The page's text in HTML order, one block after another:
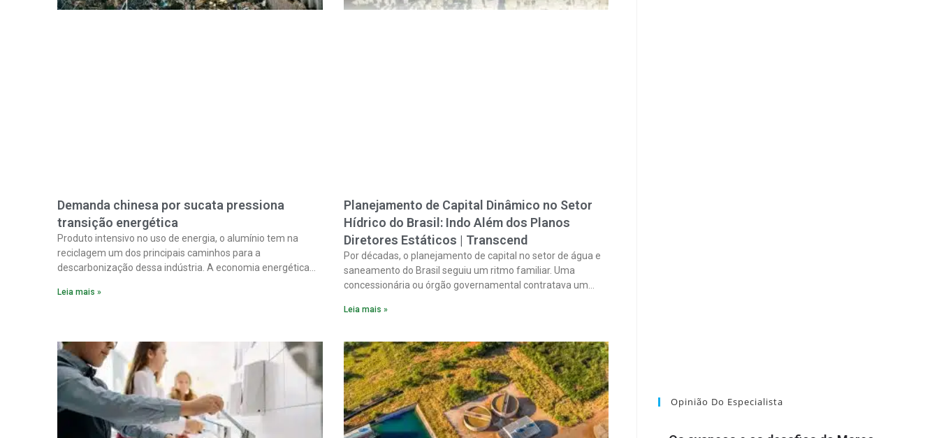
Demanda chinesa por sucata pressiona
transição energética
Produto intensivo no uso de energia, o alumínio tem na
reciclagem um dos principais caminhos para a
descarbonização dessa indústria. A economia energética
material. A produção de um alumínio mais limpo, no
chinês pela matéria-prima.
Leia mais »
Planejamento de Capital Dinâmico no Setor
Hídrico do Brasil: Indo Além dos Planos
Diretores Estáticos | Transcend
Por décadas, o planejamento de capital no setor de água e
saneamento do Brasil seguiu um ritmo familiar. Uma
concessionária ou órgão governamental contratava um
Leia mais »
Opinião Do Especialista